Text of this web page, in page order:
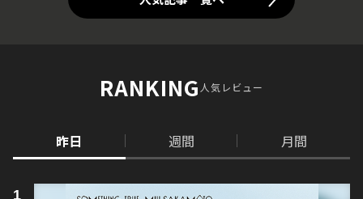
RANKING人気レビュー
昨日 週間 月間